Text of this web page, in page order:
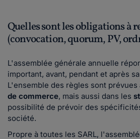
Quelles sont les obligations à
(convocation, quorum, PV,
L'assemblée générale annuelle
important, avant, pendant et après
L'ensemble des règles sont prévues
de commerce, mais aussi dans les
possibilité de prévoir des
société.
Propre à toutes les SARL,